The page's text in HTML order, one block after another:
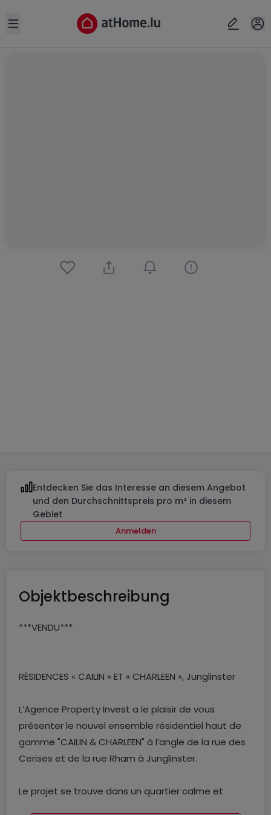
Open sidebar
Entdecken Sie das Interesse an diesem Angebot
und den Durchschnittspreis pro m² in diesem
Gebiet
Anmelden
Objektbeschreibung
***VENDU***
RÉSIDENCES « CAILIN » ET « CHARLEEN », Junglinster
L’Agence Property Invest a le plaisir de vous
présenter le nouvel ensemble résidentiel haut de
gamme "CAILIN & CHARLEEN" à l’angle de la rue des
Cerises et de la rue Rham à Junglinster.
Le projet se trouve dans un quartier calme et